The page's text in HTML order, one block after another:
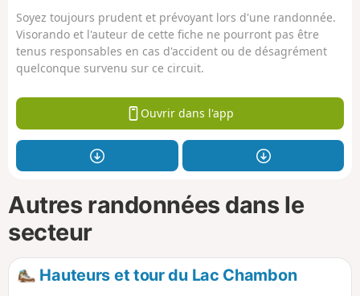
Soyez toujours prudent et prévoyant lors d'une randonnée.
Visorando et l'auteur de cette fiche ne pourront pas être
tenus responsables en cas d'accident ou de désagrément
quelconque survenu sur ce circuit.
Ouvrir dans l'app
Autres randonnées dans le
secteur
Hauteurs et tour du Lac Chambon